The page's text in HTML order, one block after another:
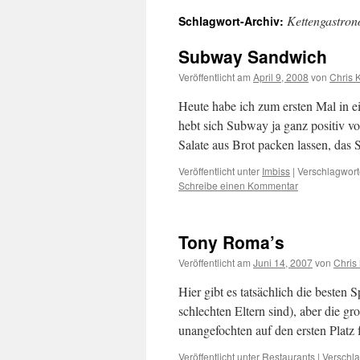
Schlagwort-Archiv:
Subway Sandwich
Veröffentlicht am April 9, 2008 von Chris
Heute habe ich zum ersten Mal in
hebt sich Subway ja ganz positiv
Salate aus Brot packen lassen,
Veröffentlicht unter Imbiss |
Schreibe einen Kommentar
Tony Roma’s
Veröffentlicht am Juni 14, 2007von Chris
Hier gibt es tatsächlich die besten
schlechten Eltern sind), aber die
unangefochten auf den ersten
Veröffentlicht unter Restaurants |